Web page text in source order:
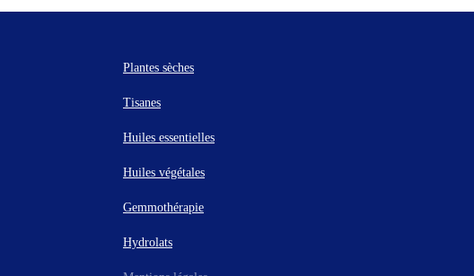
Plantes sèches
Tisanes
Huiles essentielles
Huiles végétales
Gemmothérapie
Hydrolats